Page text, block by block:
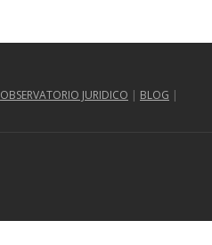
OBSERVATORIO JURIDICO | BLOG |